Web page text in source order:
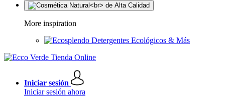
More inspiration
Detergentes Ecológicos & Más
Iniciar sesión
Iniciar sesión ahora